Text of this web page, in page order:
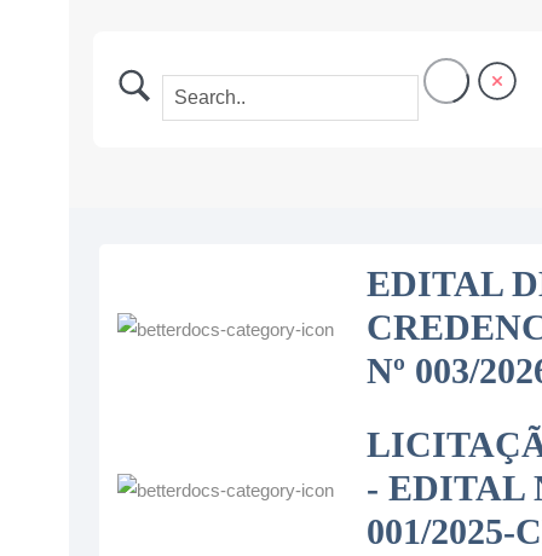
EDITAL
Nº 003/
- EDITAL
001/2025-